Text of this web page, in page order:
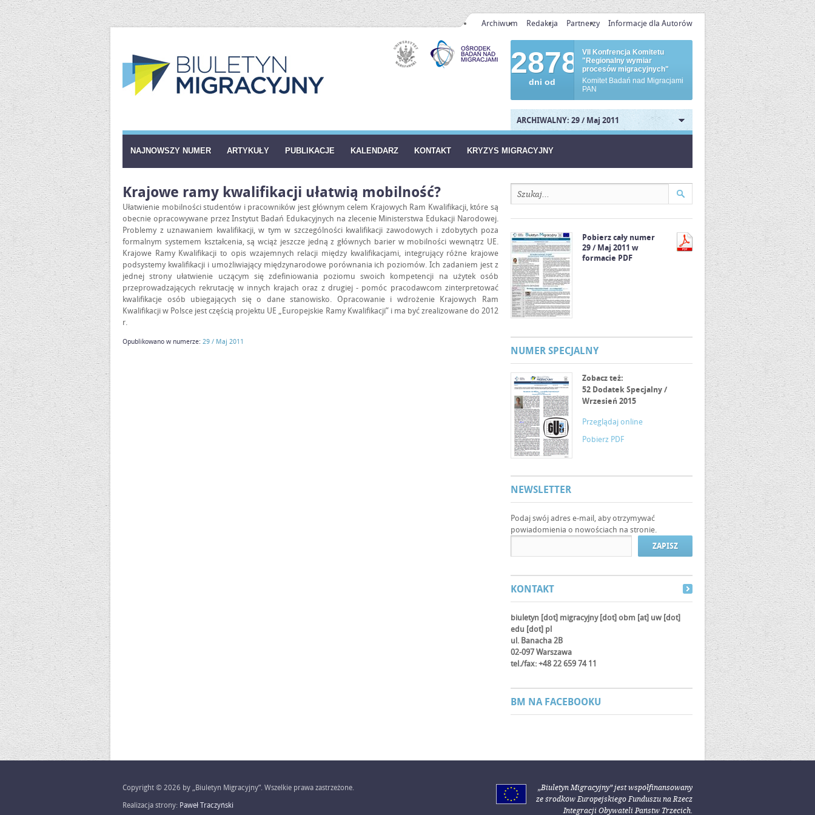
Archiwum Redakcja Partnerzy Informacje dla Autorów
2878
dni od
VII Konfrencja Komitetu
"Regionalny wymiar
procesów migracyjnych"
Komitet Badań nad Migracjami
PAN
ARCHIWALNY: 29 / Maj 2011
NAJNOWSZY NUMER ARTYKUŁY PUBLIKACJE KALENDARZ KONTAKT KRYZYS MIGRACYJNY
Krajowe ramy kwalifikacji ułatwią mobilność?
Ułatwienie mobilności studentów i pracowników jest głównym celem Krajowych Ram Kwalifikacji, które są
obecnie opracowywane przez Instytut Badań Edukacyjnych na zlecenie Ministerstwa Edukacji Narodowej.
Problemy z uznawaniem kwalifikacji, w tym w szczególności kwalifikacji zawodowych i zdobytych poza
formalnym systemem kształcenia, są wciąż jeszcze jedną z głównych barier w mobilności wewnątrz UE.
Krajowe Ramy Kwalifikacji to opis wzajemnych relacji między kwalifikacjami, integrujący różne krajowe
podsystemy kwalifikacji i umożliwiający międzynarodowe porównania ich poziomów. Ich zadaniem jest z
jednej strony ułatwienie uczącym się zdefiniowania poziomu swoich kompetencji na użytek osób
przeprowadzających rekrutację w innych krajach oraz z drugiej - pomóc pracodawcom zinterpretować
kwalifikacje osób ubiegających się o dane stanowisko. Opracowanie i wdrożenie Krajowych Ram
Kwalifikacji w Polsce jest częścią projektu UE „Europejskie Ramy Kwalifikacji” i ma być zrealizowane do 2012
r.
Opublikowano w numerze: 29 / Maj 2011
Pobierz cały numer
29 / Maj 2011 w
formacie PDF
NUMER SPECJALNY
Zobacz też:
52 Dodatek Specjalny /
Wrzesień 2015
Przeglądaj online
Pobierz PDF
NEWSLETTER
Podaj swój adres e-mail, aby otrzymywać
powiadomienia o nowościach na stronie.
KONTAKT
biuletyn [dot] migracyjny [dot] obm [at] uw [dot]
edu [dot] pl
ul. Banacha 2B
02-097 Warszawa
tel./fax: +48 22 659 74 11
BM NA FACEBOOKU
Copyright © 2026 by „Biuletyn Migracyjny”. Wszelkie prawa zastrzeżone.
Realizacja strony: Paweł Traczyński
„Biuletyn Migracyjny” jest współfinansowany
ze środków Europejskiego Funduszu na Rzecz
Integracji Obywateli Państw Trzecich.